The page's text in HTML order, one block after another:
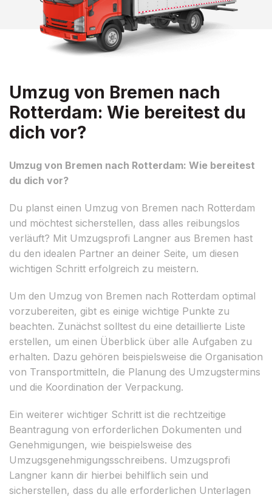
Umzug von Bremen nach
Rotterdam: Wie bereitest du
dich vor?
Umzug von Bremen nach Rotterdam: Wie bereitest
du dich vor?
Du planst einen Umzug von Bremen nach Rotterdam
und möchtest sicherstellen, dass alles reibungslos
verläuft? Mit Umzugsprofi Langner aus Bremen hast
du den idealen Partner an deiner Seite, um diesen
wichtigen Schritt erfolgreich zu meistern.
Um den Umzug von Bremen nach Rotterdam optimal
vorzubereiten, gibt es einige wichtige Punkte zu
beachten. Zunächst solltest du eine detaillierte Liste
erstellen, um einen Überblick über alle Aufgaben zu
erhalten. Dazu gehören beispielsweise die Organisation
von Transportmitteln, die Planung des Umzugstermins
und die Koordination der Verpackung.
Ein weiterer wichtiger Schritt ist die rechtzeitige
Beantragung von erforderlichen Dokumenten und
Genehmigungen, wie beispielsweise des
Umzugsgenehmigungsschreibens. Umzugsprofi
Langner kann dir hierbei behilflich sein und
sicherstellen, dass du alle erforderlichen Unterlagen